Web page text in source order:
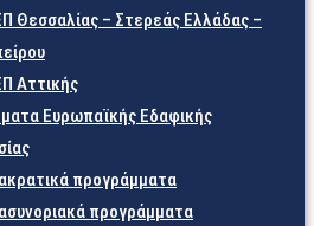
Θεσσαλίας – Στερεάς Ελλάδας –
Αττικής
Ευρωπαϊκής Εδαφικής
προγράμματα
προγράμματα